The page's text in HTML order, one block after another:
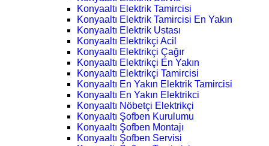
Konyaaltı Elektrik Tamircisi
Konyaaltı Elektrik Tamircisi En Yakın
Konyaaltı Elektrik Ustası
Konyaaltı Elektrikçi Acil
Konyaaltı Elektrikçi Çağır
Konyaaltı Elektrikçi En Yakın
Konyaaltı Elektrikçi Tamircisi
Konyaaltı En Yakın Elektrik Tamircisi
Konyaaltı En Yakın Elektrikci
Konyaaltı Nöbetçi Elektrikçi
Konyaaltı Şofben Kurulumu
Konyaaltı Şofben Montajı
Konyaaltı Şofben Servisi